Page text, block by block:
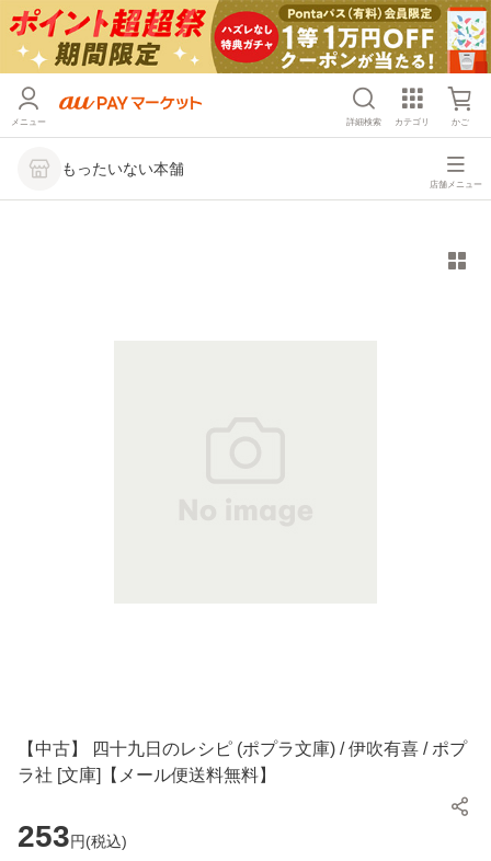
メニュー 詳細検索 カテゴリ かご
もったいない本舗
店舗メニュー
【中古】 四十九日のレシピ (ポプラ文庫) / 伊吹有喜 / ポプ
ラ社 [文庫]【メール便送料無料】
253円(税込)